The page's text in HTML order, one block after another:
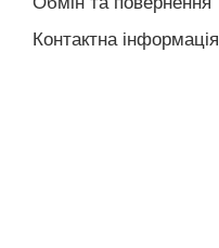
Контактна інформація